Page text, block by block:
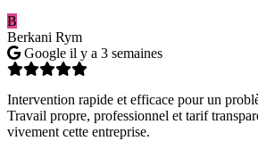
B
Berkani Rym
Google il y a 3 semaines
Intervention rapide et efficace pour un
Travail propre, professionnel et tarif
vivement cette entreprise.